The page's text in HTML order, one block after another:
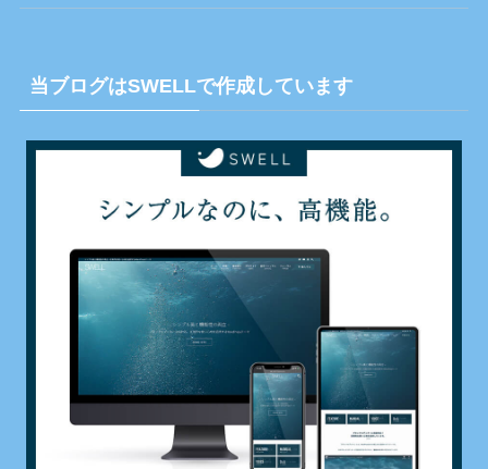
当ブログはSWELLで作成しています